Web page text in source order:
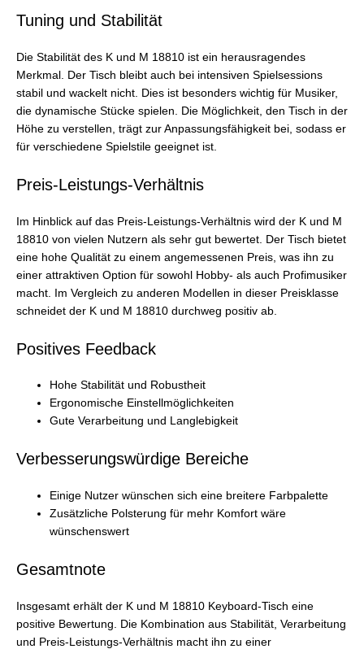
Tuning und Stabilität
Die Stabilität des K und M 18810 ist ein herausragendes
Merkmal. Der Tisch bleibt auch bei intensiven Spielsessions
stabil und wackelt nicht. Dies ist besonders wichtig für Musiker,
die dynamische Stücke spielen. Die Möglichkeit, den Tisch in der
Höhe zu verstellen, trägt zur Anpassungsfähigkeit bei, sodass er
für verschiedene Spielstile geeignet ist.
Preis-Leistungs-Verhältnis
Im Hinblick auf das Preis-Leistungs-Verhältnis wird der K und M
18810 von vielen Nutzern als sehr gut bewertet. Der Tisch bietet
eine hohe Qualität zu einem angemessenen Preis, was ihn zu
einer attraktiven Option für sowohl Hobby- als auch Profimusiker
macht. Im Vergleich zu anderen Modellen in dieser Preisklasse
schneidet der K und M 18810 durchweg positiv ab.
Positives Feedback
Hohe Stabilität und Robustheit
Ergonomische Einstellmöglichkeiten
Gute Verarbeitung und Langlebigkeit
Verbesserungswürdige Bereiche
Einige Nutzer wünschen sich eine breitere Farbpalette
Zusätzliche Polsterung für mehr Komfort wäre
wünschenswert
Gesamtnote
Insgesamt erhält der K und M 18810 Keyboard-Tisch eine
positive Bewertung. Die Kombination aus Stabilität, Verarbeitung
und Preis-Leistungs-Verhältnis macht ihn zu einer